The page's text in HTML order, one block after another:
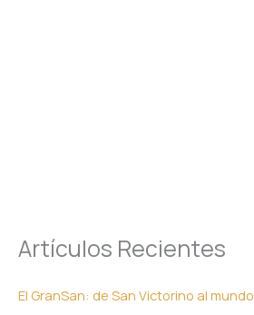
Artículos Recientes
El GranSan: de San Victorino al mundo